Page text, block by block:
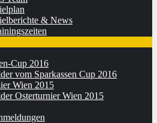
& News
Cup 2016
vom Sparkassen Cup 2016
Wien 2015
Osterturnier Wien 2015